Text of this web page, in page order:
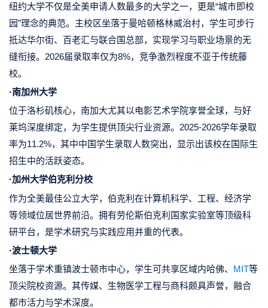
纽约大学不仅是全美申请人数最多的大学之一，更是“城市即校
园”理念的典范。主校区坐落于曼哈顿格林威治村，学生可步行
抵达华尔街、百老汇与联合国总部，实现学习与职业场景的无
缝衔接。2026届录取率仅为8%，竞争激烈程度不亚于传统藤
校。
·南加州大学
位于洛杉矶核心，南加大尤其以电影艺术学院享誉全球， 与好
莱坞深度绑定，为学生提供顶尖行业资源。2025-2026学年录取
率为11.2%，其中中国学生录取人数突出，显示出该校在国际生
招生中的活跃姿态。
·加州大学伯克利分校
作为全美最佳公立大学，伯克利在计算机科学、工程、经济学
等领域位居世界前沿。拥有劳伦斯伯克利国家实验室等顶级科
研平台，是学术研究与实践应用并重的代表。
·波士顿大学
坐落于学术重镇波士顿市中心， 学生可共享区域内哈佛、 MIT等
顶尖院校资源。其传媒、生物医学工程与商科颇具声誉，融合
都市活力与学术深度。